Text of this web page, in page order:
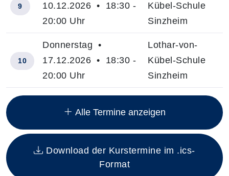
Insgesamt gibt es 10 Termine zum diesen Kurs
9
10.12.2026 • 18:30 -
20:00 Uhr
Kübel-Schule
Sinzheim
10
Donnerstag •
17.12.2026 • 18:30 -
20:00 Uhr
Lothar-von-
Kübel-Schule
Sinzheim
Alle Termine anzeigen
Download der Kurstermine im .ics-
Format